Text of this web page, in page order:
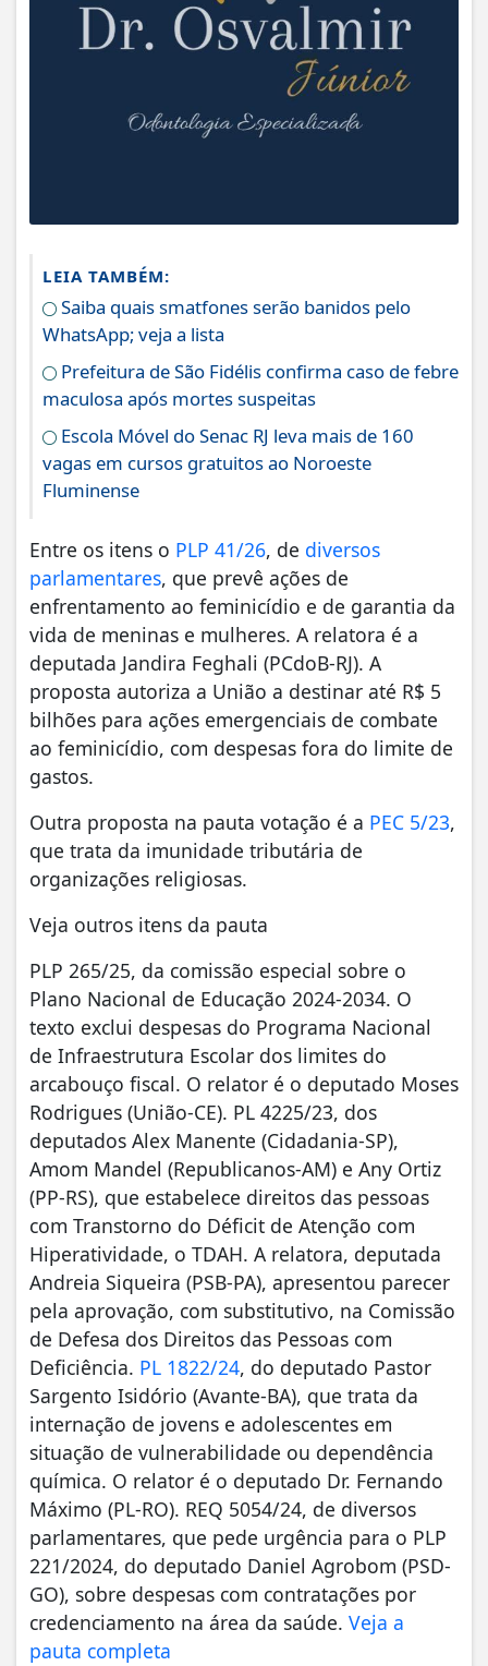
LEIA TAMBÉM:
Saiba quais smatfones serão banidos pelo
WhatsApp; veja a lista
Prefeitura de São Fidélis confirma caso de febre
maculosa após mortes suspeitas
Escola Móvel do Senac RJ leva mais de 160
vagas em cursos gratuitos ao Noroeste
Fluminense
Entre os itens o PLP 41/26, de diversos
parlamentares, que prevê ações de
enfrentamento ao feminicídio e de garantia da
vida de meninas e mulheres. A relatora é a
deputada Jandira Feghali (PCdoB-RJ). A
proposta autoriza a União a destinar até R$ 5
bilhões para ações emergenciais de combate
ao feminicídio, com despesas fora do limite de
gastos.
Outra proposta na pauta votação é a PEC 5/23,
que trata da imunidade tributária de
organizações religiosas.
Veja outros itens da pauta
PLP 265/25, da comissão especial sobre o
Plano Nacional de Educação 2024-2034. O
texto exclui despesas do Programa Nacional
de Infraestrutura Escolar dos limites do
arcabouço fiscal. O relator é o deputado Moses
Rodrigues (União-CE). PL 4225/23, dos
deputados Alex Manente (Cidadania-SP),
Amom Mandel (Republicanos-AM) e Any Ortiz
(PP-RS), que estabelece direitos das pessoas
com Transtorno do Déficit de Atenção com
Hiperatividade, o TDAH. A relatora, deputada
Andreia Siqueira (PSB-PA), apresentou parecer
pela aprovação, com substitutivo, na Comissão
de Defesa dos Direitos das Pessoas com
Deficiência. PL 1822/24, do deputado Pastor
Sargento Isidório (Avante-BA), que trata da
internação de jovens e adolescentes em
situação de vulnerabilidade ou dependência
química. O relator é o deputado Dr. Fernando
Máximo (PL-RO). REQ 5054/24, de diversos
parlamentares, que pede urgência para o PLP
221/2024, do deputado Daniel Agrobom (PSD-
GO), sobre despesas com contratações por
credenciamento na área da saúde. Veja a
pauta completa